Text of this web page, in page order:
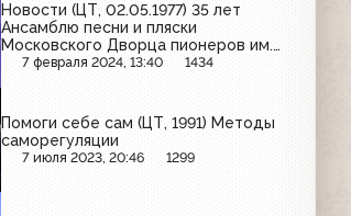
Новости (ЦТ, 02.05.1977) 35 лет
Ансамблю песни и пляски
Московского Дворца пионеров им.
В.С.Локтева
7 февраля 2024, 13:40 1434
Помоги себе сам (ЦТ, 1991) Методы
саморегуляции
7 июля 2023, 20:46 1299